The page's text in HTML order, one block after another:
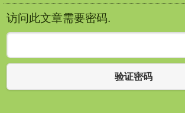
访问此文章需要密码.
验证密码